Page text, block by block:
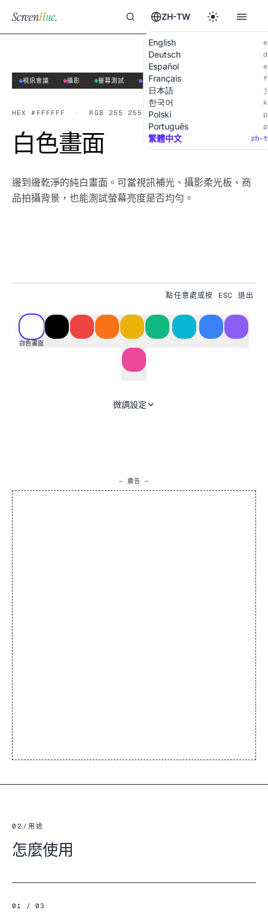
ScreenHue. ZH-TW
English
Deutsch
Español
Français
日本語
한국어
Polski
Português
繁體中文 zh-
視訊會議 攝影 螢幕測試 專注與放鬆
HEX#FFFFFF · RGB 255 255 255
白色畫面
邊到邊乾淨的純白畫面。可當視訊補光、攝影柔光板、商
品拍攝背景，也能測試螢幕亮度是否均勻。
點任意處或按 ESC 退出
白色畫面
微調設定
— 廣告 —
02 / 用途
怎麼使用
01 / 03